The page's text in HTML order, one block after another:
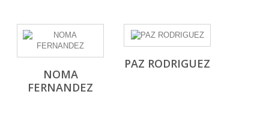
NOMA
FERNANDEZ
PAZ RODRIGUEZ